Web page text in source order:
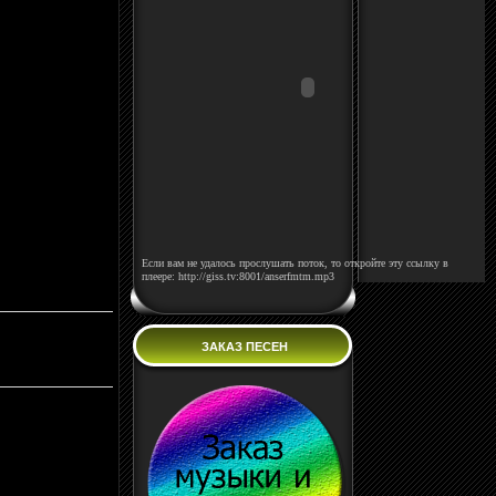
Если вам не удалось прослушать поток, то откройте эту ссылку в
плеере: http://giss.tv:8001/anserfmtm.mp3
ЗАКАЗ ПЕСЕН